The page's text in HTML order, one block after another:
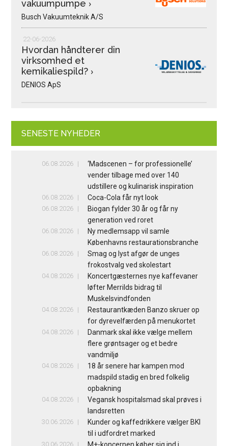
vakuumpumpe ›
Busch Vakuumteknik A/S
22-06-2026
Hvordan håndterer din
virksomhed et
kemikaliespild? ›
DENIOS ApS
SENESTE NYHEDER
06.08.2026
‘Madscenen – for professionelle’
vender tilbage med over 140
udstillere og kulinarisk inspiration
06.08.2026 Coca-Cola får nyt look
06.08.2026
Biogan fylder 30 år og får ny
generation ved roret
06.08.2026
Ny medlemsapp vil samle
Københavns restaurationsbranche
06.08.2026
Smag og lyst afgør de unges
frokostvalg ved skolestart
04.08.2026
Koncertgæsternes nye kaffevaner
løfter Merrilds bidrag til
Muskelsvindfonden
04.08.2026
Restaurantkæden Banzo skruer op
for dyrevelfærden på menukortet
04.08.2026
Danmark skal ikke vælge mellem
flere grøntsager og et bedre
vandmiljø
04.08.2026
18 år senere har kampen mod
madspild stadig en bred folkelig
opbakning
04.08.2026
Vegansk hospitalsmad skal prøves i
landsretten
30.06.2026
Kunder og kaffedrikkere vælger BKI
til i udfordret marked
30.06.2026
M+-koncernen køber sig ind i